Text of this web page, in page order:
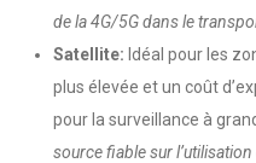
de la 4G/5G dans le
Satellite: Idéal pour les
plus élevée et un coût
pour la surveillance à
source fiable sur